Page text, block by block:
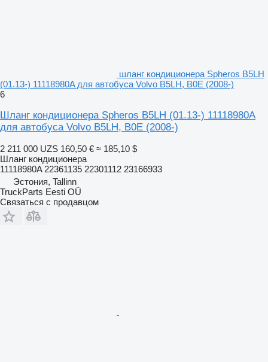
шланг кондиционера Spheros B5LH
(01.13-) 11118980A для автобуса Volvo B5LH, B0E (2008-)
6
Шланг кондиционера Spheros B5LH (01.13-) 11118980A
для автобуса Volvo B5LH, B0E (2008-)
2 211 000 UZS 160,50 € ≈ 185,10 $
Шланг кондиционера
11118980A 22361135 22301112 23166933
Эстония, Tallinn
TruckParts Eesti OÜ
Связаться с продавцом